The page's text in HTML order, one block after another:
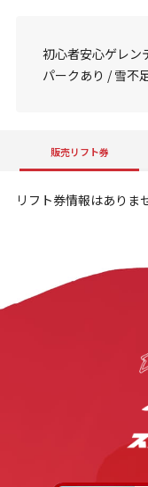
初心者安心ゲレ
パークあり / 雪不
販売リフト券
リフト券情報はありま